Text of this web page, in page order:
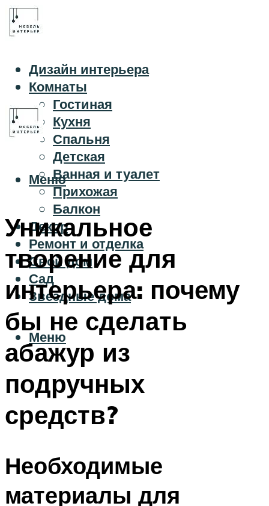
Дизайн интерьера
Комнаты
Гостиная
Кухня
Спальня
Детская
Ванная и туалет
Прихожая
Балкон
Декор
Ремонт и отделка
Свой дом
Сад
Звездные дома
Меню
Меню
Уникальное
творение для
интерьера: почему
бы не сделать
абажур из
подручных
средств?
Необходимые
материалы для